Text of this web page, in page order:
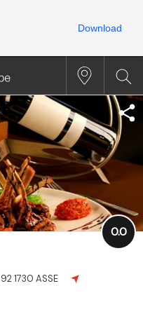
921730 ASSE
0.0
Download